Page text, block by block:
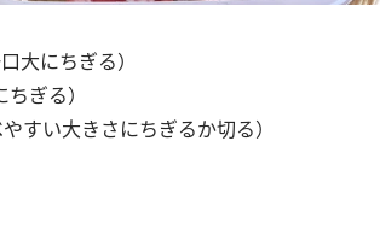
にちぎる）
ぎる）
い大きさにちぎるか切る）